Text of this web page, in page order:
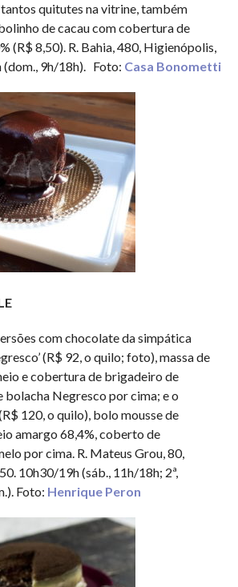
quitutes na vitrine, também
de cacau com cobertura de
(R$ 8,50). R. Bahia, 480, Higienópolis,
9h/18h). Foto: Casa Bonometti
com chocolate da simpática
(R$ 92, o quilo; foto), massa de
e cobertura de brigadeiro de
bolacha Negresco por cima; e o
120, o quilo), bolo mousse de
amargo 68,4%, coberto de
por cima. R. Mateus Grou, 80,
10h30/19h (sáb., 11h/18h; 2ª,
Foto: Henrique Peron